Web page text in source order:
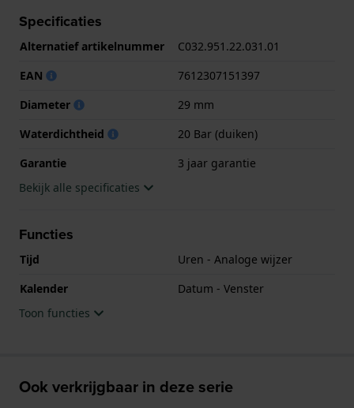
horloge geleverd met 3 jaar garantie.
Specificaties
Alternatief artikelnummer
C032.951.22.031.01
EAN
7612307151397
Diameter
29 mm
Waterdichtheid
20 Bar (duiken)
Garantie
3 jaar garantie
Bekijk alle specificaties
Functies
Tijd
Uren - Analoge wijzer
Kalender
Datum - Venster
Toon functies
Ook verkrijgbaar in deze serie